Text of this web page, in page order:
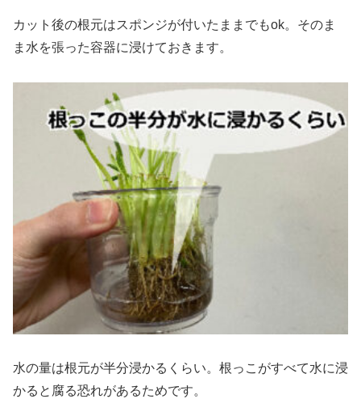
カット後の根元はスポンジが付いたままでもok。そのま
ま水を張った容器に浸けておきます。
水の量は根元が半分浸かるくらい。根っこがすべて水に浸
かると腐る恐れがあるためです。